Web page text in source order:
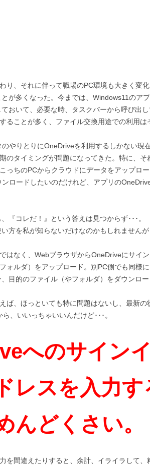
り、それに伴って職場のPC環境も大きく変
が多くなった。今までは、Windows11のア
おいて、必要な時、タスクバーから呼び出
ることが多く、ファイル交換用途での利用は
やりとりにOneDriveを利用するしかない現
のタイミングが問題になってきた。特に、
っちのPCからクラウドにデータをアップロ
ロードしたいのだけれど、アプリの
『コレだ！』という答えは見つからず･･･。
方を私が知らないだけなのかもしれませんが
はなく、WebブラウザからOneDriveにサイ
ォルダ）をアップロード。別PC側でも同様
目的のファイル（やフォルダ）をダウンロー
ば、ほっといても特に問題はないし、最新
、いいっちゃいいんだけど･･･。
へのサイン
レスを入力す
んどくさい。
を間違えたりすると、余計、イライラして、